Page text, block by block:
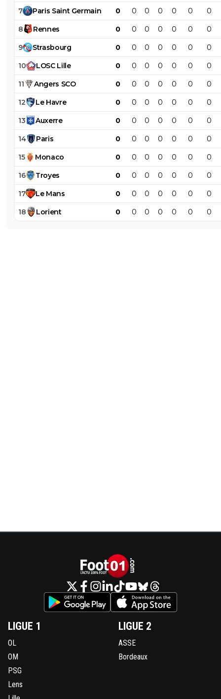
7 Paris Saint Germain 0 0 0 0 0 0 0
8 Rennes 0 0 0 0 0 0 0
9 Strasbourg 0 0 0 0 0 0 0
10 LOSC Lille 0 0 0 0 0 0 0
11 Angers SCO 0 0 0 0 0 0 0
12 Le Havre 0 0 0 0 0 0 0
13 Auxerre 0 0 0 0 0 0 0
14 Paris 0 0 0 0 0 0 0
15 Monaco 0 0 0 0 0 0 0
16 Troyes 0 0 0 0 0 0 0
17 Le Mans 0 0 0 0 0 0 0
18 Lorient 0 0 0 0 0 0 0
LIGUE 1
OL
OM
PSG
Lens
LIGUE 2
ASSE
Bordeaux